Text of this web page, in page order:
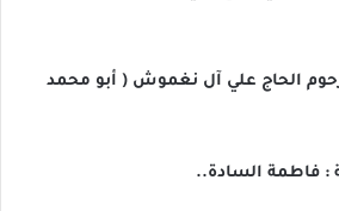
الحاج علي آل نغموش ( أبو محمد
: فاطمة السادة..